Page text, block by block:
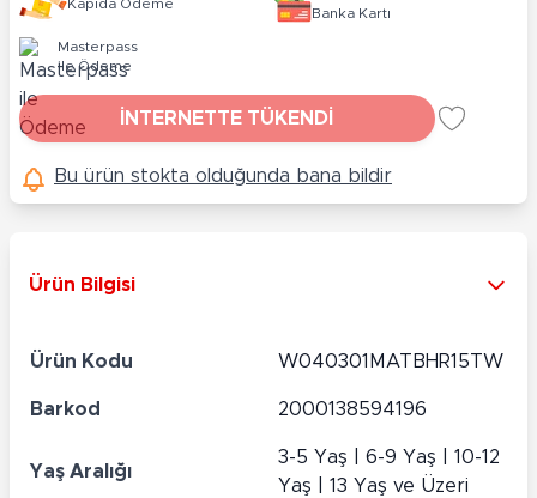
Kapıda Ödeme
Banka Kartı
Masterpass
ile Ödeme
İNTERNETTE TÜKENDİ
Bu ürün stokta olduğunda bana bildir
Ürün Bilgisi
Ürün Kodu W040301MATBHR15TW
Barkod 2000138594196
Yaş Aralığı
3-5 Yaş | 6-9 Yaş | 10-12
Yaş | 13 Yaş ve Üzeri